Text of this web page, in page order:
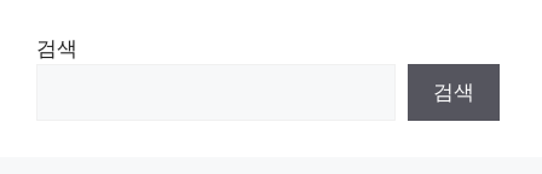
검색
검색